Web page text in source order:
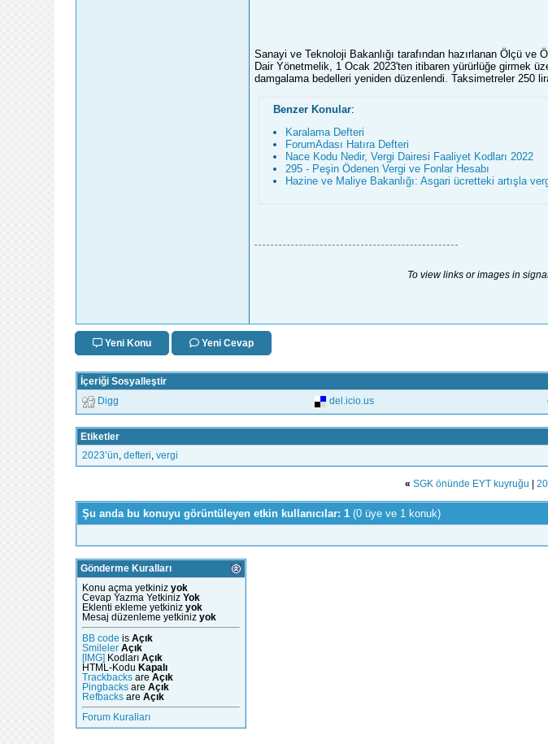
Sanayi ve Teknoloji Bakanlığı tarafından hazırlanan Ölçü
Dair Yönetmelik, 1 Ocak 2023'ten itibaren yürürlüğe girmek
damgalama bedelleri yeniden düzenlendi. Taksimetreler 250
Benzer Konular:
Karalama Defteri
ForumAdası Hatıra Defteri
Nace Kodu Nedir, Vergi Dairesi Faaliyet Kodları 2022
295 - Peşin Ödenen Vergi ve Fonlar Hesabı
Hazine ve Maliye Bakanlığı: Asgari ücretteki artışla
To view links or images in
Yeni Konu Yeni Cevap
İçeriği Sosyalleştir
Digg del.icio.us
Etiketler
2023’ün defteri vergi
« SGK önünde EYT kuyruğu
Şu anda bu konuyu görüntüleyen etkin kullanıcılar: 1 (0 üye ve 1 konuk)
Gönderme Kuralları
Konu açma yetkiniz yok
Cevap Yazma Yetkiniz Yok
Eklenti ekleme yetkiniz yok
Mesaj düzenleme yetkiniz yok
BB code is Açık
Smileler Açık
[IMG] Kodları Açık
HTML-Kodu Kapalı
Trackbacksare Açık
Pingbacksare Açık
Refbacksare Açık
Forum Kuralları